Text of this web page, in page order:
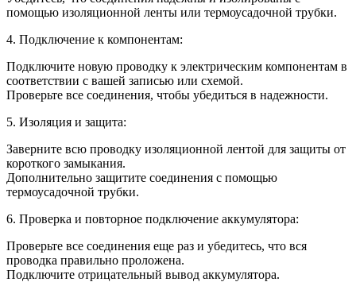
помощью изоляционной ленты или термоусадочной трубки.
4. Подключение к компонентам:
Подключите новую проводку к электрическим компонентам в
соответствии с вашей записью или схемой.
Проверьте все соединения, чтобы убедиться в надежности.
5. Изоляция и защита:
Заверните всю проводку изоляционной лентой для защиты от
короткого замыкания.
Дополнительно защитите соединения с помощью
термоусадочной трубки.
6. Проверка и повторное подключение аккумулятора:
Проверьте все соединения еще раз и убедитесь, что вся
проводка правильно проложена.
Подключите отрицательный вывод аккумулятора.